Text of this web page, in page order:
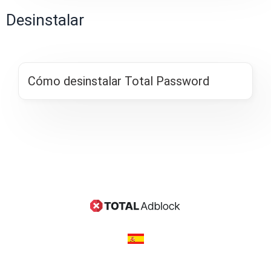
Desinstalar
Cómo desinstalar Total Password